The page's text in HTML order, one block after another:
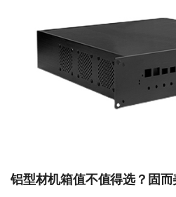
铝型材机箱值不值得选？固